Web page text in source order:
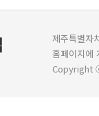
제주특별자
홈페이지에
Copyright